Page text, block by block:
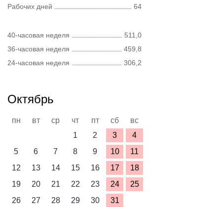
Рабочих дней
64
40-часовая неделя
511,0
36-часовая неделя
459,8
24-часовая неделя
306,2
Октябрь
пн вт ср чт пт сб
вс
1
2 3
4
5
6 7 8 9 10
11
12
13 14 15 16 17
18
19
20 21 22 23 24
25
26
27 28 29 30 31